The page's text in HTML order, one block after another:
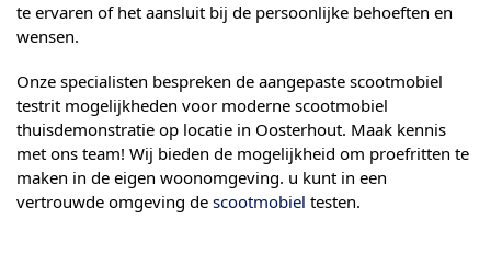
te ervaren of het aansluit bij de persoonlijke behoeften en
wensen.
Onze specialisten bespreken de aangepaste scootmobiel
testrit mogelijkheden voor moderne scootmobiel
thuisdemonstratie op locatie in Oosterhout. Maak kennis
met ons team! Wij bieden de mogelijkheid om proefritten te
maken in de eigen woonomgeving. u kunt in een
vertrouwde omgeving de scootmobiel testen.